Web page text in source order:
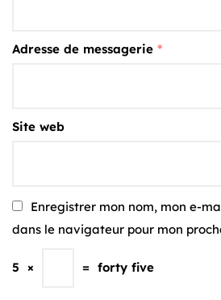
Adresse de messagerie *
Site web
Enregistrer mon nom, mon e-
dans le navigateur pour mon
5 × = forty five